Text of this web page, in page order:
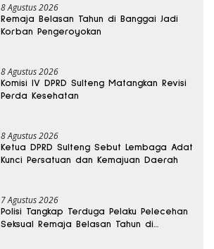
8 Agustus 2026
Remaja Belasan Tahun di Banggai Jadi
Korban Pengeroyokan
8 Agustus 2026
Komisi IV DPRD Sulteng Matangkan Revisi
Perda Kesehatan
8 Agustus 2026
Ketua DPRD Sulteng Sebut Lembaga Adat
Kunci Persatuan dan Kemajuan Daerah
7 Agustus 2026
Polisi Tangkap Terduga Pelaku Pelecehan
Seksual Remaja Belasan Tahun di